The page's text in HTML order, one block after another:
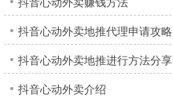
抖音心动外卖地推代理申请攻略
抖音心动外卖地推进行方法分享
抖音心动外卖介绍